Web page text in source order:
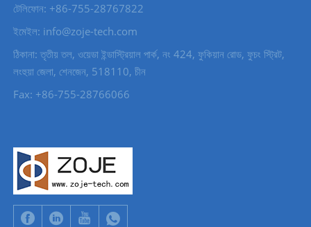
টেলিফোন: +86-755-28767822
ইমেইল: info@zoje-tech.com
ঠিকানা: তৃতীয় তল, ওয়েডা ইন্ডাস্ট্রিয়াল পার্ক, নং 424, ফুকিয়ান রোড, ফুচং স্ট্রিট,
লংহুয়া জেলা, শেনজেন, 518110, চীন
Fax: +86-755-28766066